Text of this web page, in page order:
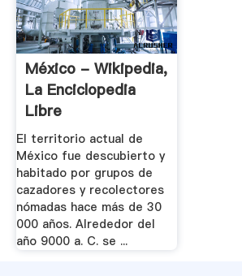
México - Wikipedia,
La Enciclopedia
Libre
El territorio actual de
México fue descubierto y
habitado por grupos de
cazadores y recolectores
nómadas hace más de 30
000 años. Alrededor del
año 9000 a. C. se ...